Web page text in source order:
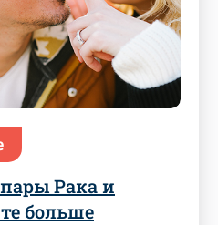
Рака и
больше